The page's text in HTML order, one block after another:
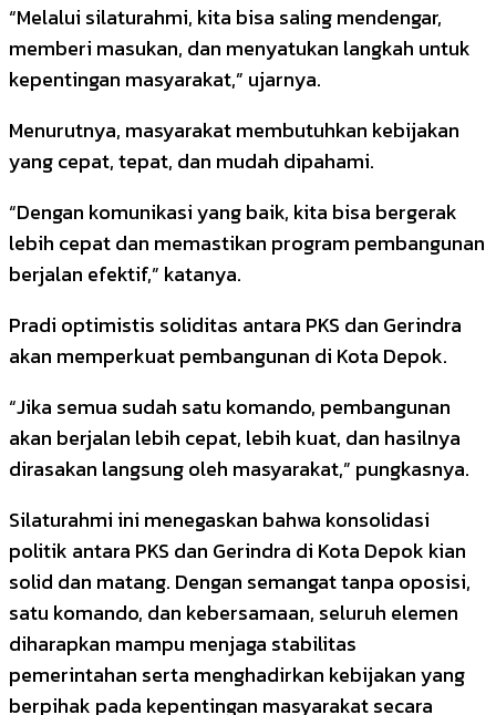
“Melalui silaturahmi, kita bisa saling mendengar,
memberi masukan, dan menyatukan langkah untuk
kepentingan masyarakat,” ujarnya.
Menurutnya, masyarakat membutuhkan kebijakan
yang cepat, tepat, dan mudah dipahami.
“Dengan komunikasi yang baik, kita bisa bergerak
lebih cepat dan memastikan program pembangunan
berjalan efektif,” katanya.
Pradi optimistis soliditas antara PKS dan Gerindra
akan memperkuat pembangunan di Kota Depok.
“Jika semua sudah satu komando, pembangunan
akan berjalan lebih cepat, lebih kuat, dan hasilnya
dirasakan langsung oleh masyarakat,” pungkasnya.
Silaturahmi ini menegaskan bahwa konsolidasi
politik antara PKS dan Gerindra di Kota Depok kian
solid dan matang. Dengan semangat tanpa oposisi,
satu komando, dan kebersamaan, seluruh elemen
diharapkan mampu menjaga stabilitas
pemerintahan serta menghadirkan kebijakan yang
berpihak pada kepentingan masyarakat secara